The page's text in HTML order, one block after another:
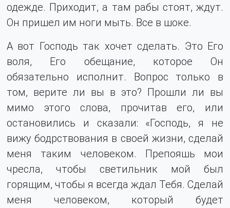
одежде. Приходит, а там рабы стоят, ждут.
Он пришел им ноги мыть. Все в шоке.
А вот Господь так хочет сделать. Это Его
воля, Его обещание, которое Он
обязательно исполнит. Вопрос только в
том, верите ли вы в это? Прошли ли вы
мимо этого слова, прочитав его, или
остановились и сказали: «Господь, я не
вижу бодрствования в своей жизни, сделай
меня таким человеком. Препояшь мои
чресла, чтобы светильник мой был
горящим, чтобы я всегда ждал Тебя. Сделай
меня человеком, который будет